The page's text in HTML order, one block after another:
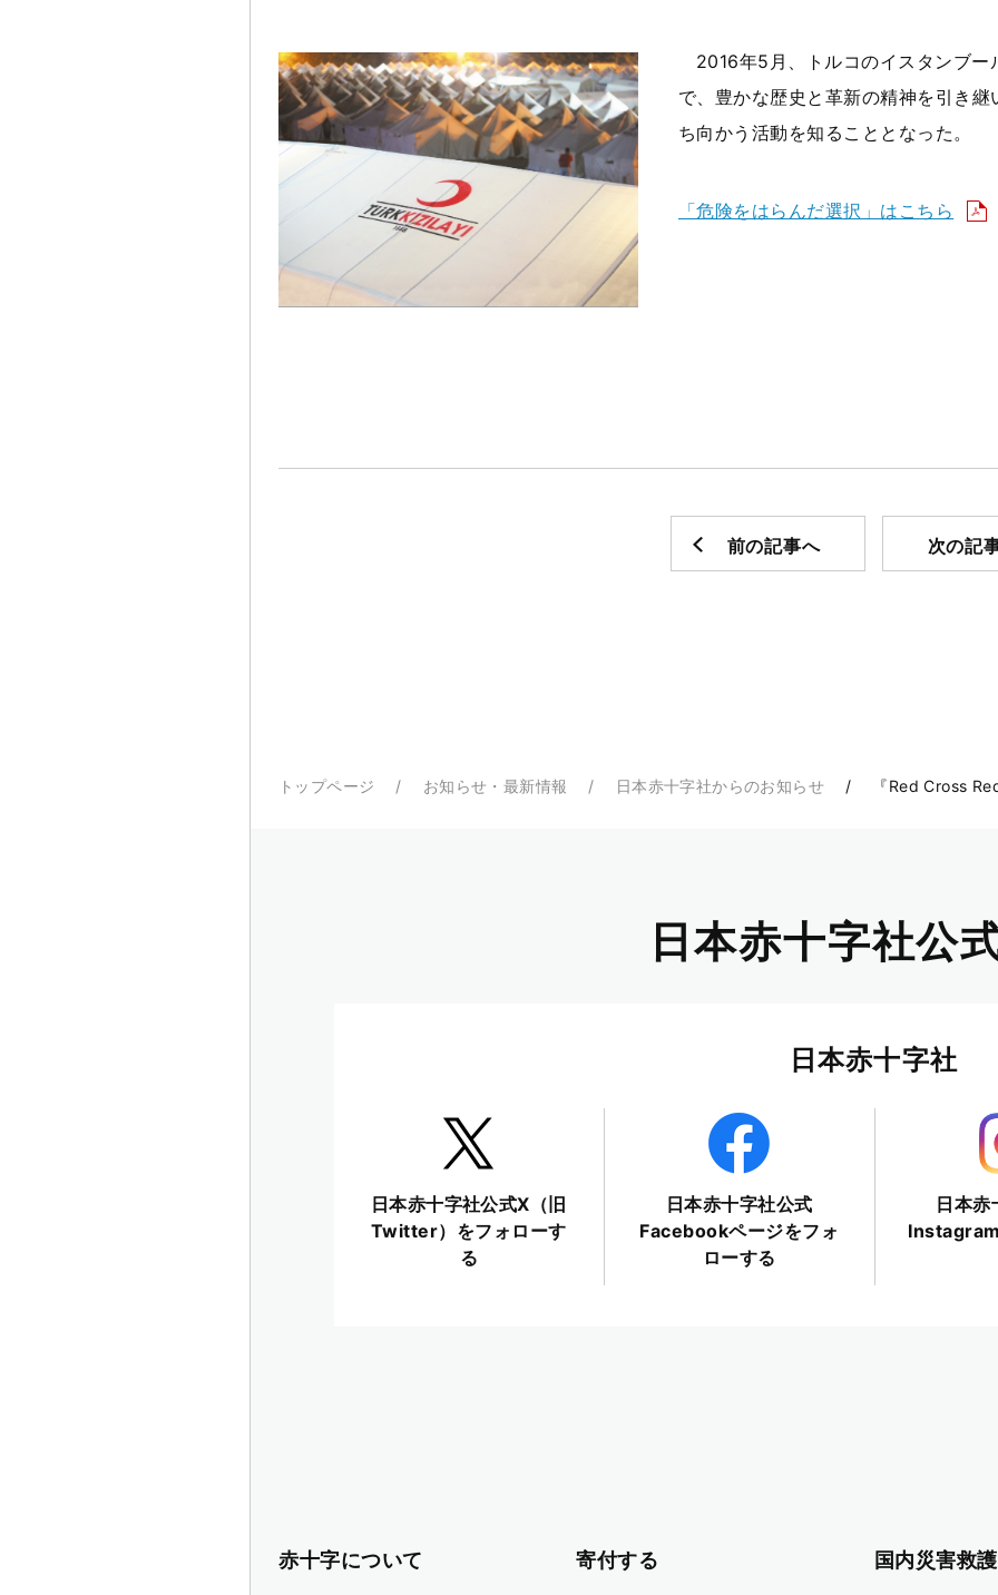
2016年5月、トルコのイスタンブ
で、豊かな歴史と革新の精神を引き
ち向かう活動を知ることとなった。
「危険をはらんだ選択」はこちら
前の記事へ 次の記
トップページ お知らせ・最新情報 日本赤十字社からのお知らせ 『Red Cross
日本赤十字社公
日本赤十字社
日本赤十字社公式X（旧
Twitter）をフォローす
る
日本赤十字社公式
Facebookページをフォ
ローする
日本赤
赤十字について 寄付する 国内災害救